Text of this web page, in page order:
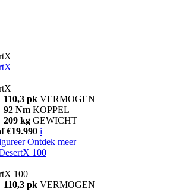
110,3 pk VERMOGEN
92 Nm KOPPEL
209 kg GEWICHT
€19.990 i
Ontdek meer
100
100
110,3 pk VERMOGEN